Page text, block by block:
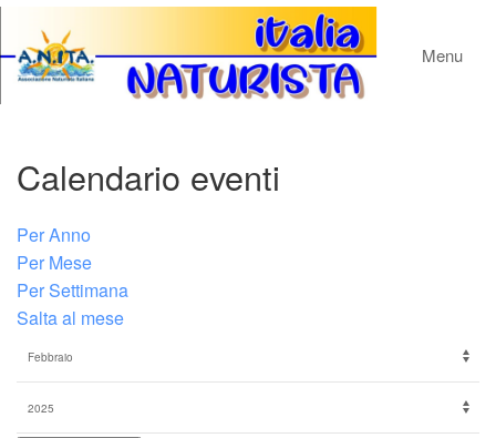
Menu
Calendario eventi
Per Anno
Per Mese
Per Settimana
Salta al mese